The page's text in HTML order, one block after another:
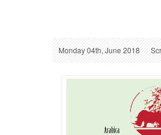
Monday 04th, June 2018